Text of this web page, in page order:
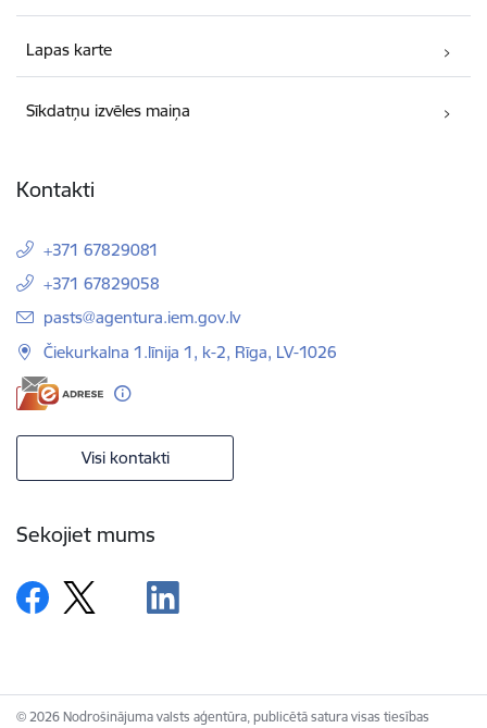
Lapas karte
Sīkdatņu izvēles maiņa
Kontakti
+371 67829081
+371 67829058
E-pasts:
pasts@agentura.iem.gov.lv
Čiekurkalna 1.līnija 1, k-2, Rīga, LV-1026
Visi kontakti
Sekojiet mums
© 2026 Nodrošinājuma valsts aģentūra, publicētā satura visas tiesības